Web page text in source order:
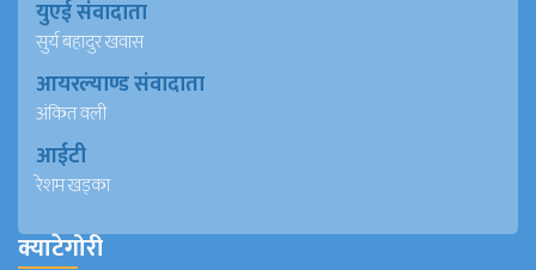
युएई संवादाता
सुर्य बहादुर खवास
आयरल्याण्ड संवादाता
अंकित वली
आईटी
रेशम खड्का
क्याटेगोरी